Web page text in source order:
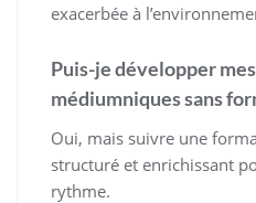
exacerbée à
Puis-je développer
médiumniques sans
Oui, mais suivre une
structuré et enrichissant
rythme.